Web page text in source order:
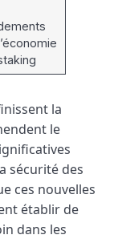
la
le
sécurité des
ces nouvelles
établir de
dans les